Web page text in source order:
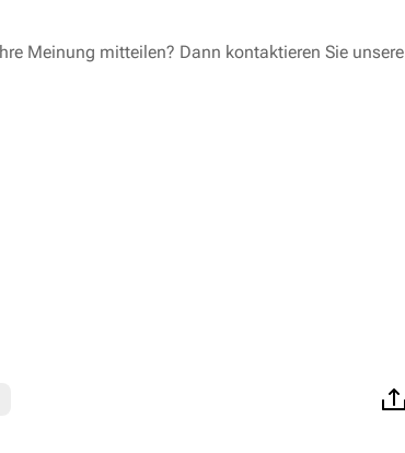
Meinung mitteilen? Dann kontaktieren Sie unsere